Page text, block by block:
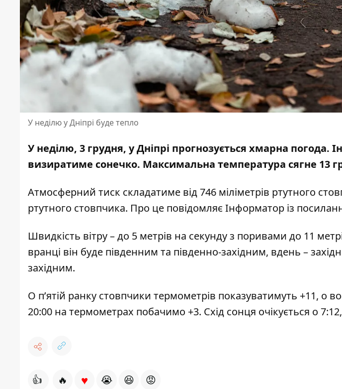
У неділю у Дніпрі буде тепло
У неділю, 3 грудня, у Дніпрі прогнозується хмарна погода.
визиратиме сонечко. Максимальна температура сягне 13
Атмосферний тиск складатиме від 746 міліметрів ртутного
ртутного стовпчика. Про це повідомляє Інформатор із
Швидкість вітру – до 5 метрів на секунду з поривами до 11
вранці він буде південним та південно-західним, вдень –
західним.
О п’ятій ранку стовпчики термометрів показуватимуть +11, о
20:00 на термометрах побачимо +3. Схід сонця очікується о
👍 🔥 ♥ 😭 😆 😡